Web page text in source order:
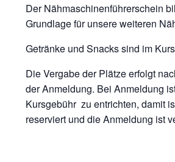
Der Nähmaschinenführerschein
Grundlage für unsere weiteren
Getränke und Snacks sind im
Die Vergabe der Plätze erfolgt
der Anmeldung. Bei Anmeldung
Kursgebühr zu entrichten, damit
reserviert und die Anmeldung ist